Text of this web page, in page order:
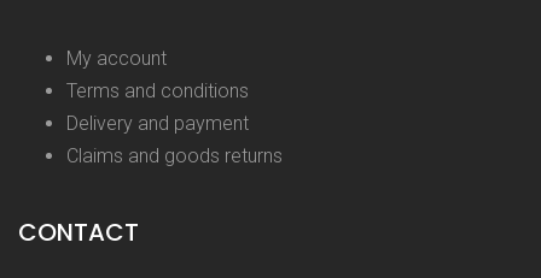
My account
Terms and conditions
Delivery and payment
Claims and goods returns
CONTACT